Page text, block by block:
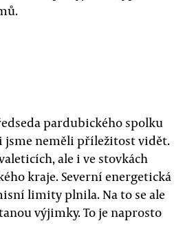
pardubického spolku
jsme neměli příležitost vidět.
ale i ve stovkách
kraje. Severní energetická
limity plnila. Na to se ale
výjimky. To je naprosto